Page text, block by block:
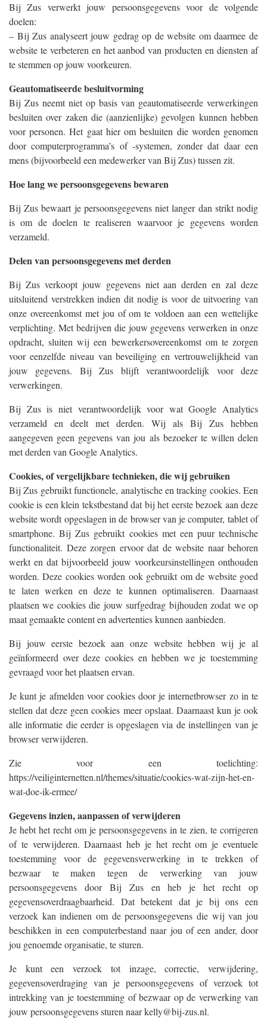
Bij Zus verwerkt jouw persoonsgegevens voor de volgende
doelen:
– Bij Zus analyseert jouw gedrag op de website om daarmee de
website te verbeteren en het aanbod van producten en diensten af
te stemmen op jouw voorkeuren.
Geautomatiseerde besluitvorming
Bij Zus neemt niet op basis van geautomatiseerde verwerkingen
besluiten over zaken die (aanzienlijke) gevolgen kunnen hebben
voor personen. Het gaat hier om besluiten die worden genomen
door computerprogramma’s of -systemen, zonder dat daar een
mens (bijvoorbeeld een medewerker van Bij Zus) tussen zit.
Hoe lang we persoonsgegevens bewaren
Bij Zus bewaart je persoonsgegevens niet langer dan strikt nodig
is om de doelen te realiseren waarvoor je gegevens worden
verzameld.
Delen van persoonsgegevens met derden
Bij Zus verkoopt jouw gegevens niet aan derden en zal deze
uitsluitend verstrekken indien dit nodig is voor de uitvoering van
onze overeenkomst met jou of om te voldoen aan een wettelijke
verplichting. Met bedrijven die jouw gegevens verwerken in onze
opdracht, sluiten wij een bewerkersovereenkomst om te zorgen
voor eenzelfde niveau van beveiliging en vertrouwelijkheid van
jouw gegevens. Bij Zus blijft verantwoordelijk voor deze
verwerkingen.
Bij Zus is niet verantwoordelijk voor wat Google Analytics
verzameld en deelt met derden. Wij als Bij Zus hebben
aangegeven geen gegevens van jou als bezoeker te willen delen
met derden van Google Analytics.
Cookies, of vergelijkbare technieken, die wij gebruiken
Bij Zus gebruikt functionele, analytische en tracking cookies. Een
cookie is een klein tekstbestand dat bij het eerste bezoek aan deze
website wordt opgeslagen in de browser van je computer, tablet of
smartphone. Bij Zus gebruikt cookies met een puur technische
functionaliteit. Deze zorgen ervoor dat de website naar behoren
werkt en dat bijvoorbeeld jouw voorkeursinstellingen onthouden
worden. Deze cookies worden ook gebruikt om de website goed
te laten werken en deze te kunnen optimaliseren. Daarnaast
plaatsen we cookies die jouw surfgedrag bijhouden zodat we op
maat gemaakte content en advertenties kunnen aanbieden.
Bij jouw eerste bezoek aan onze website hebben wij je al
geïnformeerd over deze cookies en hebben we je toestemming
gevraagd voor het plaatsen ervan.
Je kunt je afmelden voor cookies door je internetbrowser zo in te
stellen dat deze geen cookies meer opslaat. Daarnaast kun je ook
alle informatie die eerder is opgeslagen via de instellingen van je
browser verwijderen.
Zie voor een toelichting:
https://veiliginternetten.nl/themes/situatie/cookies-wat-zijn-het-en-
wat-doe-ik-ermee/
Gegevens inzien, aanpassen of verwijderen
Je hebt het recht om je persoonsgegevens in te zien, te corrigeren
of te verwijderen. Daarnaast heb je het recht om je eventuele
toestemming voor de gegevensverwerking in te trekken of
bezwaar te maken tegen de verwerking van jouw
persoonsgegevens door Bij Zus en heb je het recht op
gegevensoverdraagbaarheid. Dat betekent dat je bij ons een
verzoek kan indienen om de persoonsgegevens die wij van jou
beschikken in een computerbestand naar jou of een ander, door
jou genoemde organisatie, te sturen.
Je kunt een verzoek tot inzage, correctie, verwijdering,
gegevensoverdraging van je persoonsgegevens of verzoek tot
intrekking van je toestemming of bezwaar op de verwerking van
jouw persoonsgegevens sturen naar kelly@bij-zus.nl.